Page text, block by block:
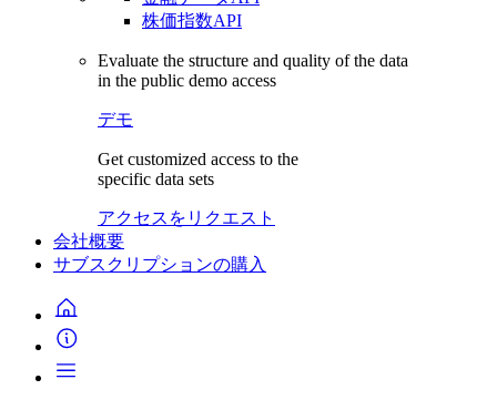
株価指数API
Evaluate the structure and quality of the data
in the public demo access
デモ
Get customized access to the
specific data sets
アクセスをリクエスト
会社概要
サブスクリプションの購入